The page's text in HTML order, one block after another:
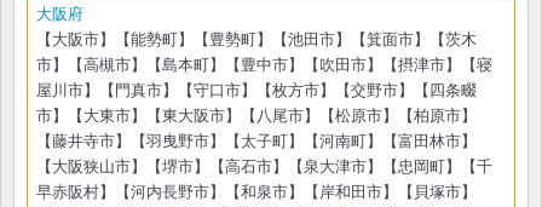
大阪府
【大阪市】【能勢町】【豊勢町】【池田市】【箕面市】【茨木
市】【高槻市】【島本町】【豊中市】【吹田市】【摂津市】【寝
屋川市】【門真市】【守口市】【枚方市】【交野市】【四条畷
市】【大東市】【東大阪市】【八尾市】【松原市】【柏原市】
【藤井寺市】【羽曳野市】【太子町】【河南町】【富田林市】
【大阪狭山市】【堺市】【高石市】【泉大津市】【忠岡町】【千
早赤阪村】【河内長野市】【和泉市】【岸和田市】【貝塚市】